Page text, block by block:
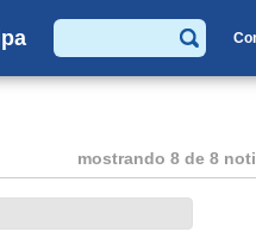
Buscar
mostrando 8 de 8